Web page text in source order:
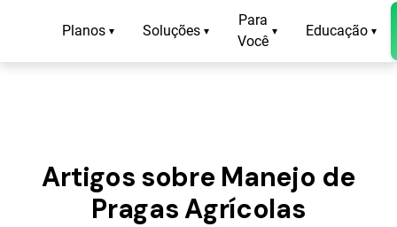
Planos ▾ Soluções ▾
Para
Você
▾ Educação ▾
Artigos sobre Manejo de
Pragas Agrícolas